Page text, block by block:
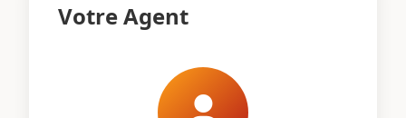
Votre Agent